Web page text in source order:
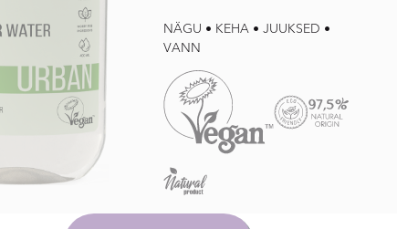
NÄGU • KEHA • JUUKSED •
VANN